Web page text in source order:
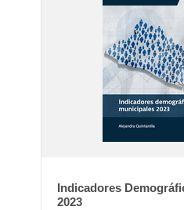
Indicadores
2023